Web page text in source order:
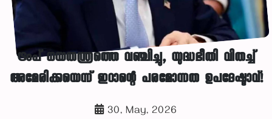
ട്രംപ് നയതന്ത്രത്തെ വഞ്ചിച്ചു, യുദ്ധഭീതി വിതച്ച്
അമേരിക്കയെന്ന് ഇറാന്റെ പരമോന്നത ഉപദേഷ്ടാവ്!
30, May, 2026